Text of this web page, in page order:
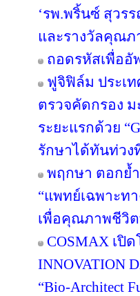
‘รพ.พริ้นซ์ สุวร
และรางวัลคุณ
ถอดรหัสเพื่ออั
ฟูจิฟิล์ม ประเ
ตรวจคัดกรอง ม
ระยะแรกด้วย
รักษาได้ทันท่วง
พฤกษา ตอกย้ำ
“แพทย์เฉพาะท
เพื่อคุณภาพชีวิ
COSMAX เปิ
INNOVATION
“Bio-Architect